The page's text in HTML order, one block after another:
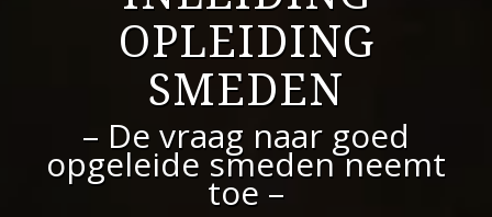
OPLEIDING
SMEDEN
– De vraag naar goed
opgeleide smeden neemt
toe –